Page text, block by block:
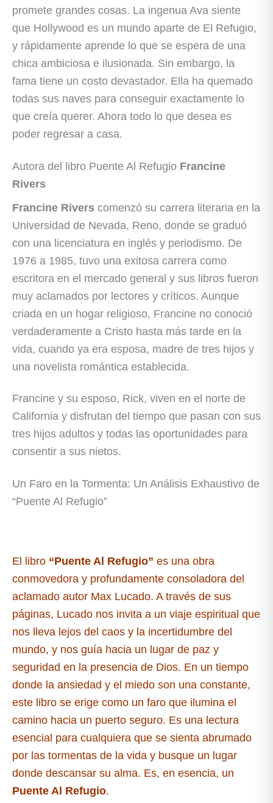
promete grandes cosas. La ingenua Ava siente
que Hollywood es un mundo aparte de El Refugio,
y rápidamente aprende lo que se espera de una
chica ambiciosa e ilusionada. Sin embargo, la
fama tiene un costo devastador. Ella ha quemado
todas sus naves para conseguir exactamente lo
que creía querer. Ahora todo lo que desea es
poder regresar a casa.
Autora del libro Puente Al Refugio Francine
Rivers
Francine Rivers comenzó su carrera literaria en la
Universidad de Nevada, Reno, donde se graduó
con una licenciatura en inglés y periodismo. De
1976 a 1985, tuvo una exitosa carrera como
escritora en el mercado general y sus libros fueron
muy aclamados por lectores y críticos. Aunque
criada en un hogar religioso, Francine no conoció
verdaderamente a Cristo hasta más tarde en la
vida, cuando ya era esposa, madre de tres hijos y
una novelista romántica establecida.
Francine y su esposo, Rick, viven en el norte de
California y disfrutan del tiempo que pasan con sus
tres hijos adultos y todas las oportunidades para
consentir a sus nietos.
Un Faro en la Tormenta: Un Análisis Exhaustivo de
“Puente Al Refugio”
El libro “Puente Al Refugio” es una obra
conmovedora y profundamente consoladora del
aclamado autor Max Lucado. A través de sus
páginas, Lucado nos invita a un viaje espiritual que
nos lleva lejos del caos y la incertidumbre del
mundo, y nos guía hacia un lugar de paz y
seguridad en la presencia de Dios. En un tiempo
donde la ansiedad y el miedo son una constante,
este libro se erige como un faro que ilumina el
camino hacia un puerto seguro. Es una lectura
esencial para cualquiera que se sienta abrumado
por las tormentas de la vida y busque un lugar
donde descansar su alma. Es, en esencia, un
Puente Al Refugio.